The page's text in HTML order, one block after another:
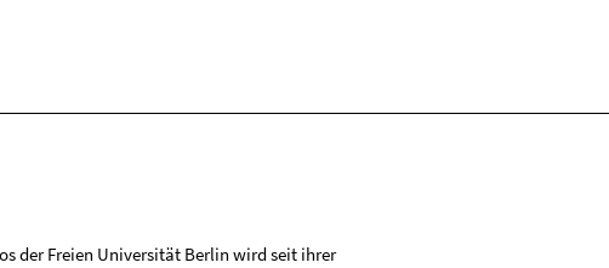
der Freien Universität Berlin wird seit ihrer